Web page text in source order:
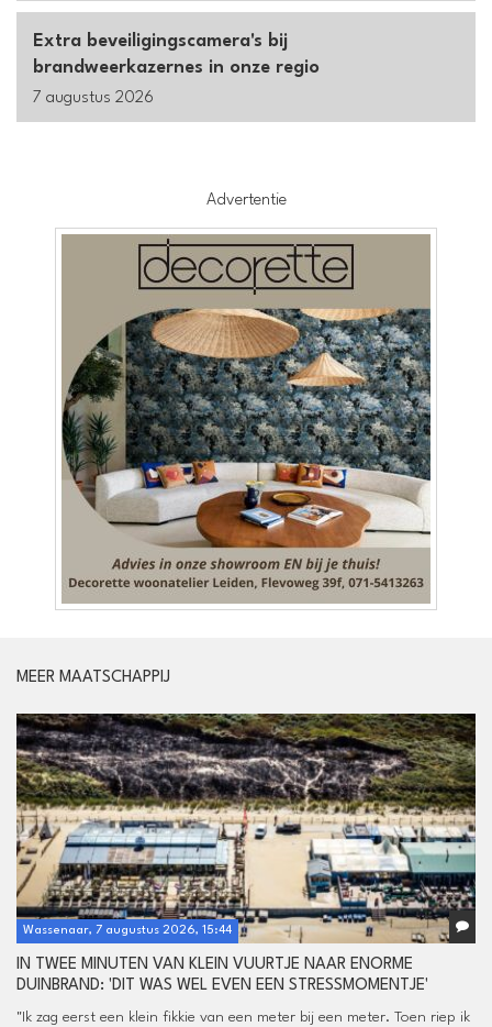
Extra beveiligingscamera's bij
brandweerkazernes in onze regio
7 augustus 2026
Advertentie
MEER MAATSCHAPPIJ
Wassenaar, 7 augustus 2026, 15:44
IN TWEE MINUTEN VAN KLEIN VUURTJE NAAR ENORME
DUINBRAND: 'DIT WAS WEL EVEN EEN STRESSMOMENTJE'
"Ik zag eerst een klein fikkie van een meter bij een meter. Toen riep ik